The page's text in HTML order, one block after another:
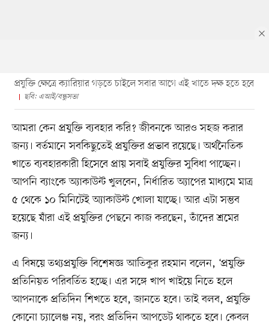
প্রযুক্তি ক্ষেত্রে ক্যারিয়ার গড়তে চাইলে সবার আগে এই খাতে দক্ষ হতে হবে
ছবি: এআই/বন্ধুসভা
আমরা কেন প্রযুক্তি ব্যবহার করি? জীবনকে আরও সহজ করার
জন্য। বর্তমানে সবকিছুতেই প্রযুক্তির প্রভাব রয়েছে। অর্থনৈতিক
খাতে ব্যবহারকারী হিসেবে প্রায় সবাই প্রযুক্তির সুবিধা পাচ্ছেন।
আপনি ব্যাংকে অ্যাকাউন্ট খুলবেন, নির্ধারিত অ্যাপের মাধ্যমে মাত্র
৫ থেকে ১০ মিনিটেই অ্যাকাউন্ট খোলা যাচ্ছে। আর এটা সম্ভব
হয়েছে যাঁরা এই প্রযুক্তির পেছনে কাজ করছেন, তাঁদের শ্রমের
জন্য।
এ বিষয়ে তথ্যপ্রযুক্তি বিশেষজ্ঞ আতিকুর রহমান বলেন, ‘প্রযুক্তি
প্রতিনিয়ত পরিবর্তিত হচ্ছে। এর সঙ্গে খাপ খাইয়ে নিতে হলে
আপনাকে প্রতিদিন শিখতে হবে, জানতে হবে। তাই বলব, প্রযুক্তি
কোনো চ্যালেঞ্জ নয়, বরং প্রতিদিন আপডেট থাকতে হবে। কেবল